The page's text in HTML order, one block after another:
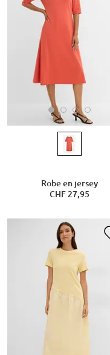
Robe en jersey
CHF 27,95